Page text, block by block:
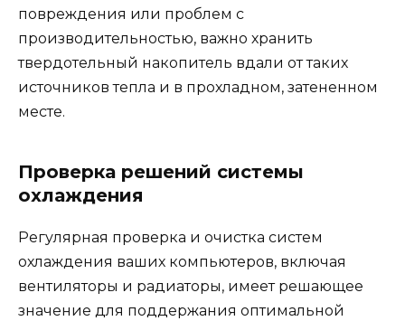
повреждения или проблем с
производительностью, важно хранить
твердотельный накопитель вдали от таких
источников тепла и в прохладном, затененном
месте.
Проверка решений системы
охлаждения
Регулярная проверка и очистка систем
охлаждения ваших компьютеров, включая
вентиляторы и радиаторы, имеет решающее
значение для поддержания оптимальной